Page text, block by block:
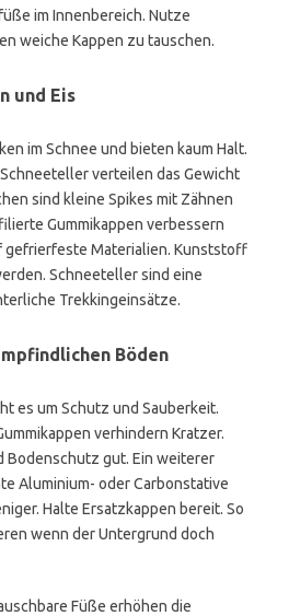
im Innenbereich. Nutze
weiche Kappen zu tauschen.
und Eis
im Schnee und bieten kaum Halt.
verteilen das Gewicht
sind kleine Spikes mit Zähnen
Gummikappen verbessern
gefrierfeste Materialien. Kunststoff
Schneeteller sind eine
Trekkingeinsätze.
Böden
es um Schutz und Sauberkeit.
verhindern Kratzer.
Bodenschutz gut. Ein weiterer
Aluminium- oder Carbonstative
Halte Ersatzkappen bereit. So
wenn der Untergrund doch
Füße erhöhen die